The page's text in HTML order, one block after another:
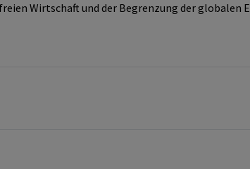
Wirtschaft und der Begrenzung der globalen